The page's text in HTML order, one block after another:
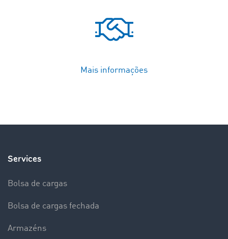
Mais informações
Services
Bolsa de cargas
Bolsa de cargas fechada
Armazéns